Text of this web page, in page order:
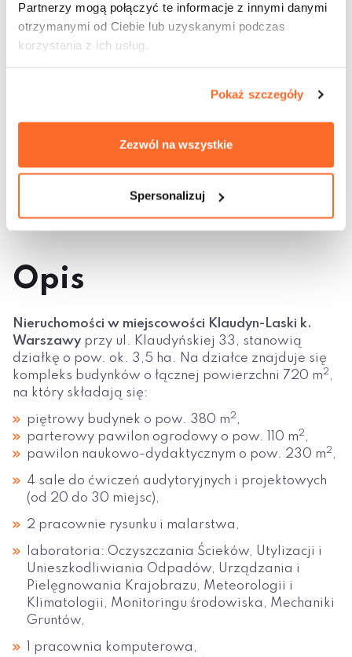
Partnerzy mogą połączyć te informacje z innymi danymi
otrzymanymi od Ciebie lub uzyskanymi podczas
korzystania z ich usług.
Pokaż szczegóły
Zezwól na wszystkie
Spersonalizuj
Załaduj więcej...
Opis
Nieruchomości w miejscowości Klaudyn-Laski k.
Warszawy przy ul. Klaudyńskiej 33, stanowią
działkę o pow. ok. 3,5 ha. Na działce znajduje się
kompleks budynków o łącznej powierzchni 720 m2 ,
na który składają się:
piętrowy budynek o pow. 380 m2 ,
parterowy pawilon ogrodowy o pow. 110 m2 ,
pawilon naukowo-dydaktycznym o pow. 230 m2 ,
4 sale do ćwiczeń audytoryjnych i projektowych
(od 20 do 30 miejsc),
2 pracownie rysunku i malarstwa,
laboratoria: Oczyszczania Ścieków, Utylizacji i
Unieszkodliwiania Odpadów, Urządzania i
Pielęgnowania Krajobrazu, Meteorologii i
Klimatologii, Monitoringu środowiska, Mechaniki
Gruntów,
1 pracownia komputerowa,